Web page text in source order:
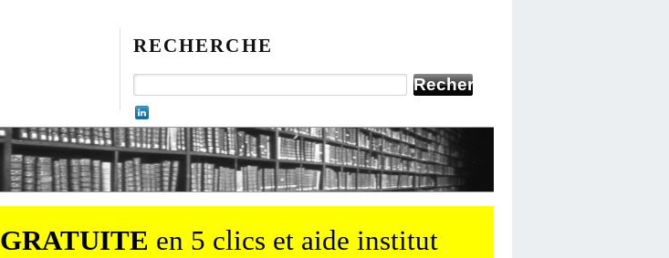
RECHERCHE
GRATUITE en 5 clics et aide institut